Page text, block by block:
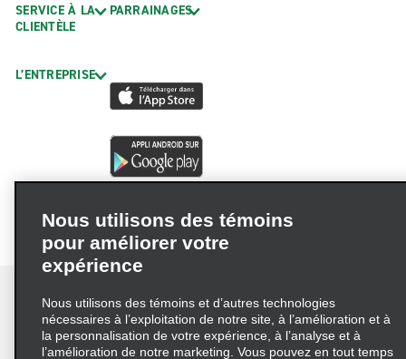
SERVICE À LA
CLIENTÈLE
L’ENTREPRISE
PARRAINAGES
Conditions d’utilisation Politique de confidentialité
Nous utilisons des témoins
pour améliorer votre
expérience
Nous utilisons des témoins et d’autres technologies
nécessaires à l’exploitation de notre site, à l’amélioration et à
la personnalisation de votre expérience, à l’analyse et à
l’amélioration de notre marketing. Vous pouvez en tout temps